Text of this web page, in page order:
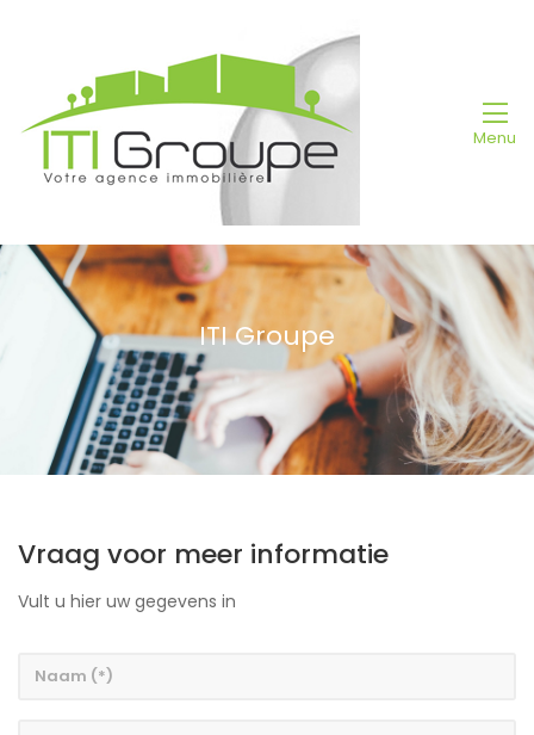
Menu
ITI Groupe
Vraag voor meer informatie
Vult u hier uw gegevens in